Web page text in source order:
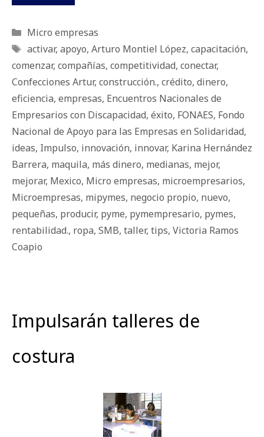
Categorías
Micro empresas
Etiquetas
activar, apoyo, Arturo Montiel López, capacitación,
comenzar, compañías, competitividad, conectar,
Confecciones Artur, construcción., crédito, dinero,
eficiencia, empresas, Encuentros Nacionales de
Empresarios con Discapacidad, éxito, FONAES, Fondo
Nacional de Apoyo para las Empresas en Solidaridad,
ideas, Impulso, innovación, innovar, Karina Hernández
Barrera, maquila, más dinero, medianas, mejor,
mejorar, Mexico, Micro empresas, microempresarios,
Microempresas, mipymes, negocio propio, nuevo,
pequeñas, producir, pyme, pymempresario, pymes,
rentabilidad., ropa, SMB, taller, tips, Victoria Ramos
Coapio
Impulsarán talleres de
costura